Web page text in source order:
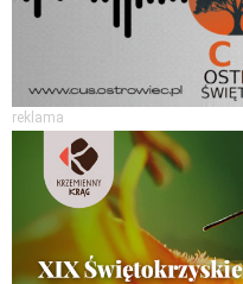
reklama